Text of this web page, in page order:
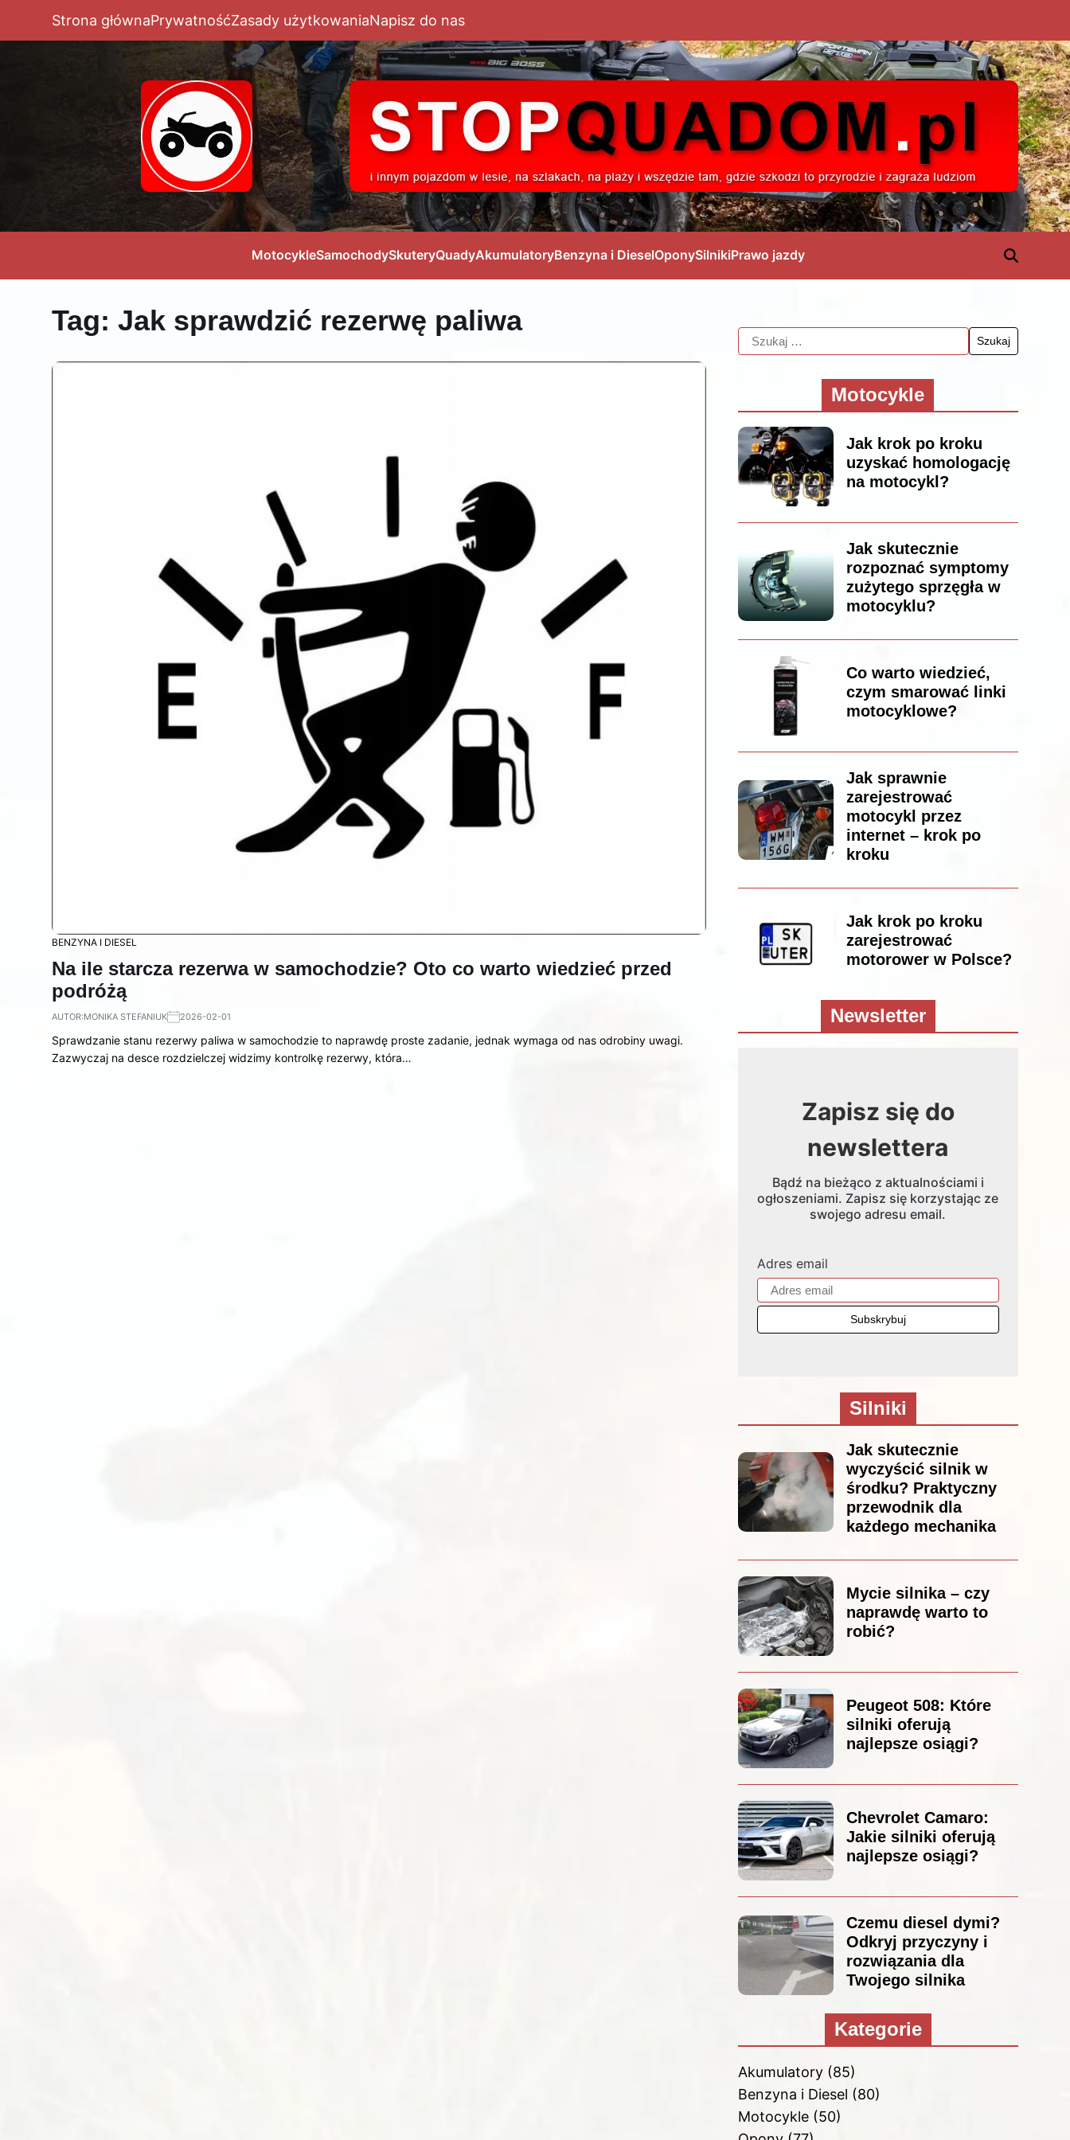
Strona głównaPrywatnośćZasady użytkowaniaNapisz do nas
MotocykleSamochodySkuteryQuadyAkumulatoryBenzyna i DieselOponySilnikiPrawo jazdy
Tag: Jak sprawdzić rezerwę paliwa
BENZYNA I DIESEL
Na ile starcza rezerwa w samochodzie? Oto co warto wiedzieć przed
podróżą
AUTOR:MONIKA STEFANIUK 2026-02-01
Sprawdzanie stanu rezerwy paliwa w samochodzie to naprawdę proste zadanie, jednak wymaga od nas odrobiny uwagi.
Zazwyczaj na desce rozdzielczej widzimy kontrolkę rezerwy, która…
Motocykle
Jak krok po kroku
uzyskać homologację
na motocykl?
Jak skutecznie
rozpoznać symptomy
zużytego sprzęgła w
motocyklu?
Co warto wiedzieć,
czym smarować linki
motocyklowe?
Jak sprawnie
zarejestrować
motocykl przez
internet – krok po
kroku
Jak krok po kroku
zarejestrować
motorower w Polsce?
Newsletter
Zapisz się do
newslettera
Bądź na bieżąco z aktualnościami i
ogłoszeniami. Zapisz się korzystając ze
swojego adresu email.
Adres email
Silniki
Jak skutecznie
wyczyścić silnik w
środku? Praktyczny
przewodnik dla
każdego mechanika
Mycie silnika – czy
naprawdę warto to
robić?
Peugeot 508: Które
silniki oferują
najlepsze osiągi?
Chevrolet Camaro:
Jakie silniki oferują
najlepsze osiągi?
Czemu diesel dymi?
Odkryj przyczyny i
rozwiązania dla
Twojego silnika
Kategorie
Akumulatory(85)
Benzyna i Diesel (80)
Motocykle(50)